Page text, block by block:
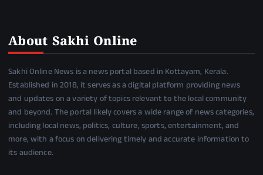
About Sakhi Online
Sakhi Online News is a news portal based in Kottayam, Kerala.
Established in 2018, it serves as a digital platform providing news
and updates on a variety of topics relevant to the local community
and beyond. The portal likely covers a wide range of news categories,
including local news, politics, culture, sports, entertainment, and
more, with a focus on delivering timely and accurate information to
its audience.